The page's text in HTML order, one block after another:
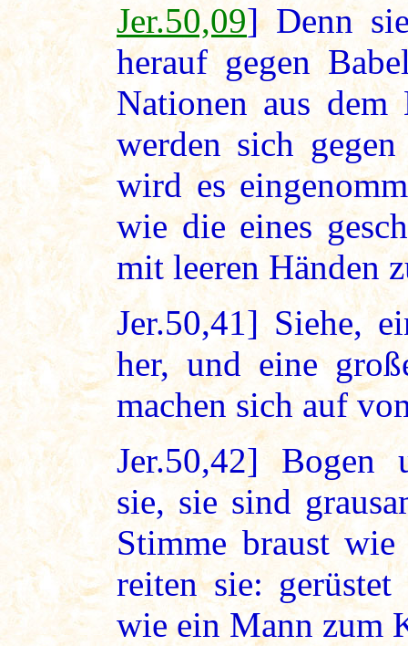
Jer.50,09] Denn
herauf gegen
Nationen aus dem
werden sich
wird es
wie die eines
mit leeren Händen
Jer.50,41] Siehe,
her, und eine
machen sich auf
Jer.50,42] Bogen
sie, sie sind
Stimme braust
reiten sie:
wie ein Mann zum